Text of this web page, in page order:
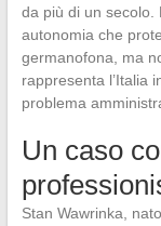
da più di un secolo.
autonomia che
germanofona, ma
rappresenta l’Italia
problema
Un caso
Stan Wawrinka,